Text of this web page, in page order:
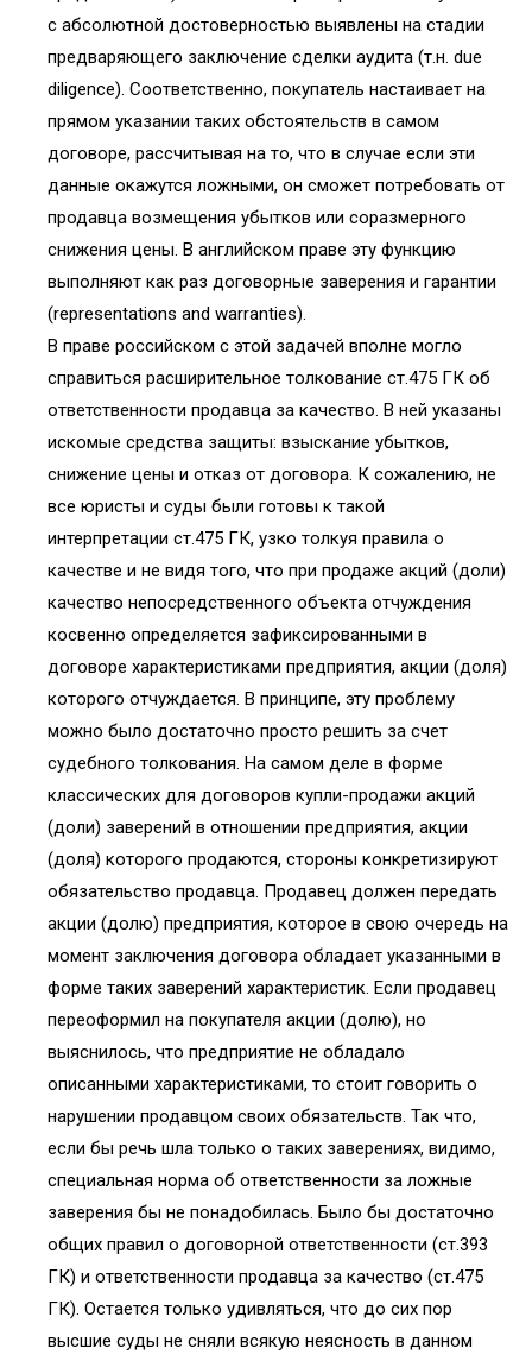
с абсолютной достоверностью выявлены на стадии
предваряющего заключение сделки аудита (т.н. due
diligence). Соответственно, покупатель настаивает на
прямом указании таких обстоятельств в самом
договоре, рассчитывая на то, что в случае если эти
данные окажутся ложными, он сможет потребовать от
продавца возмещения убытков или соразмерного
снижения цены. В английском праве эту функцию
выполняют как раз договорные заверения и гарантии
(representations and warranties).
В праве российском с этой задачей вполне могло
справиться расширительное толкование ст.475 ГК об
ответственности продавца за качество. В ней указаны
искомые средства защиты: взыскание убытков,
снижение цены и отказ от договора. К сожалению, не
все юристы и суды были готовы к такой
интерпретации ст.475 ГК, узко толкуя правила о
качестве и не видя того, что при продаже акций (доли)
качество непосредственного объекта отчуждения
косвенно определяется зафиксированными в
договоре характеристиками предприятия, акции (доля)
которого отчуждается. В принципе, эту проблему
можно было достаточно просто решить за счет
судебного толкования. На самом деле в форме
классических для договоров купли-продажи акций
(доли) заверений в отношении предприятия, акции
(доля) которого продаются, стороны конкретизируют
обязательство продавца. Продавец должен передать
акции (долю) предприятия, которое в свою очередь на
момент заключения договора обладает указанными в
форме таких заверений характеристик. Если продавец
переоформил на покупателя акции (долю), но
выяснилось, что предприятие не обладало
описанными характеристиками, то стоит говорить о
нарушении продавцом своих обязательств. Так что,
если бы речь шла только о таких заверениях, видимо,
специальная норма об ответственности за ложные
заверения бы не понадобилась. Было бы достаточно
общих правил о договорной ответственности (ст.393
ГК) и ответственности продавца за качество (ст.475
ГК). Остается только удивляться, что до сих пор
высшие суды не сняли всякую неясность в данном